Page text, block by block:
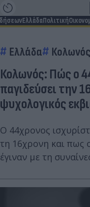
ΕλλάδαΠολιτική
Ελλάδα Κολωνός
Κολωνός: Πώς ο
παγιδεύσει την
ψυχολογικός
Ο 44χρονος
τη 16χρονη και πως
έγιναν με τη